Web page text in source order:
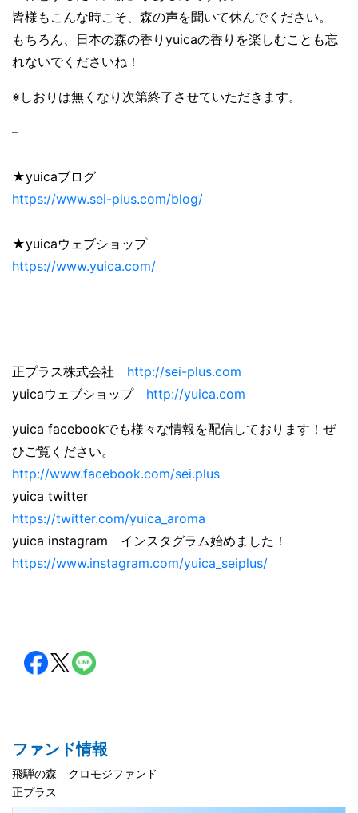
皆様もこんな時こそ、森の声を聞いて休んでください。
もちろん、日本の森の香りyuicaの香りを楽しむことも忘
れないでくださいね！
※しおりは無くなり次第終了させていただきます。
–
★yuicaブログ
https://www.sei-plus.com/blog/
★yuicaウェブショップ
https://www.yuica.com/
正プラス株式会社 http://sei-plus.com
yuicaウェブショップ http://yuica.com
yuica facebookでも様々な情報を配信しております！ぜ
ひご覧ください。
http://www.facebook.com/sei.plus
yuica twitter
https://twitter.com/yuica_aroma
yuica instagram インスタグラム始めました！
https://www.instagram.com/yuica_seiplus/
ファンド情報
飛騨の森 クロモジファンド
正プラス